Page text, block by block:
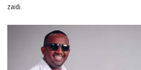
zaidi.